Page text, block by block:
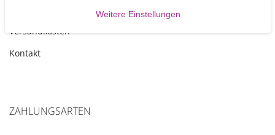
Versandkosten
Kontakt
ZAHLUNGSARTEN
Weitere Einstellungen